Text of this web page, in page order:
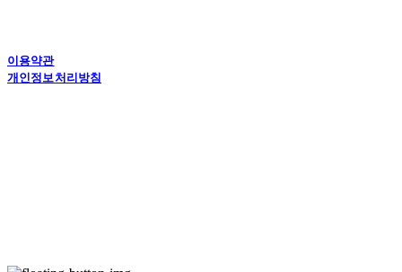
이용약관
개인정보처리방침